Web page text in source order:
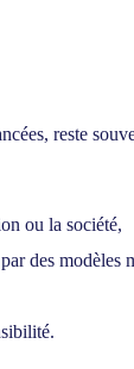
reste
ou la société,
des modèles